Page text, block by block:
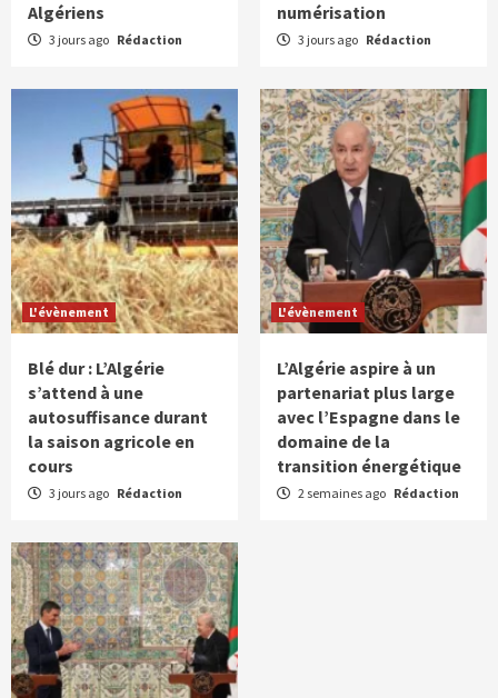
Algériens
3 jours ago Rédaction
numérisation
3 jours ago Rédaction
L'évènement
Blé dur : L’Algérie
s’attend à une
autosuffisance durant
la saison agricole en
cours
3 jours ago Rédaction
L'évènement
L’Algérie aspire à un
partenariat plus large
avec l’Espagne dans le
domaine de la
transition énergétique
2 semaines ago Rédaction